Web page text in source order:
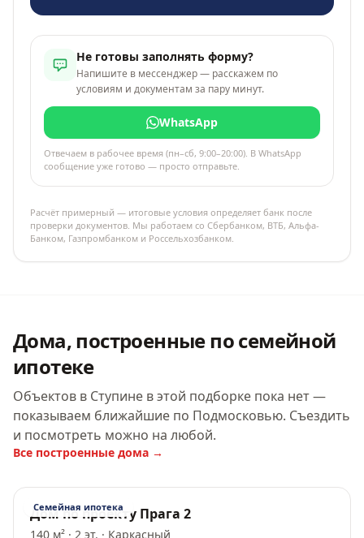
Не готовы заполнять форму?
Напишите в мессенджер — расскажем по
условиям и документам за пару минут.
WhatsApp
Отвечаем в рабочее время (пн–сб, 9:00–20:00). В WhatsApp
сообщение уже готово — просто отправьте.
Расчёт примерный — итоговые условия определяет банк после
проверки документов. Мы работаем со Сбербанком, ВТБ, Альфа-
Банком, Газпромбанком и Россельхозбанком.
Дома, построенные по семейной
ипотеке
Объектов в Ступине в этой подборке пока нет —
показываем ближайшие по Подмосковью. Съездить
и посмотреть можно на любой.
Все построенные дома →
Семейная ипотека
Дом по проекту Прага 2
140 м² · 2 эт. · Каркасный